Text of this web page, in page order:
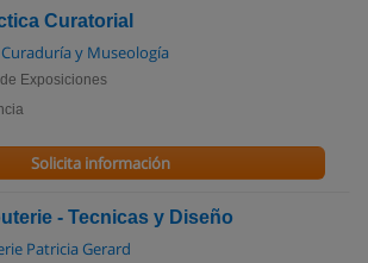
Curatorial
y Museología
Exposiciones
Solicita información
- Tecnicas y Diseño
Patricia Gerard